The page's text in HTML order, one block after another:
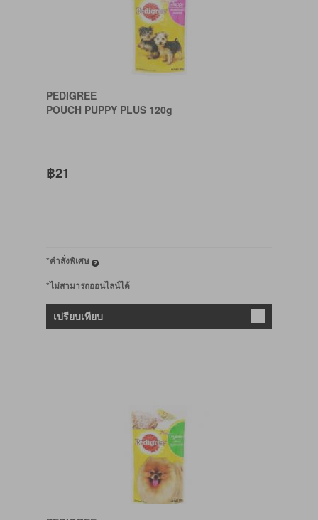
PEDIGREE
POUCH PUPPY PLUS 120g
฿21
*คำสั่งพิเศษ
*ไม่สามารถออนไลน์ได้
เปรียบเทียบ